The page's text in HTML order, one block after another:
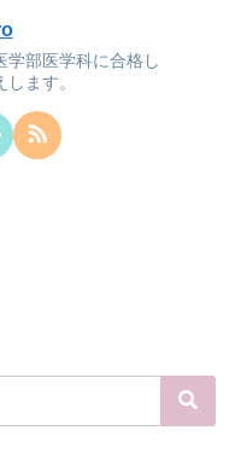
学部医学科に合格し
ます。